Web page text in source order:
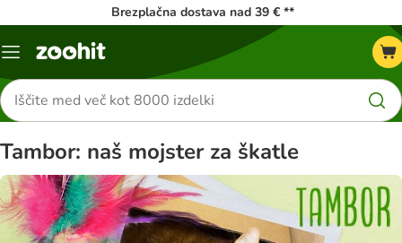
Brezplačna dostava nad 39 € **
Meni
Iskanje
izdelkov
Tambor: naš mojster za škatle